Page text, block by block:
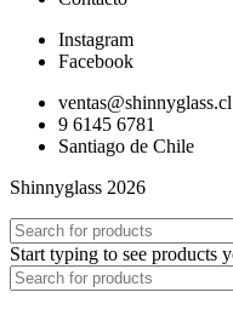
Instagram
Facebook
ventas@shinnyglass.cl
9 6145 6781
Santiago de Chile
Shinnyglass 2026
Start typing to see products